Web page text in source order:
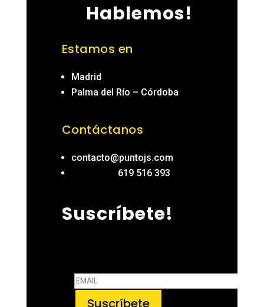
Hablemos!
Estamos en
Madrid
Palma del Río – Córdoba
Contáctanos
contacto@puntojs.com
619 516 393
Suscríbete!